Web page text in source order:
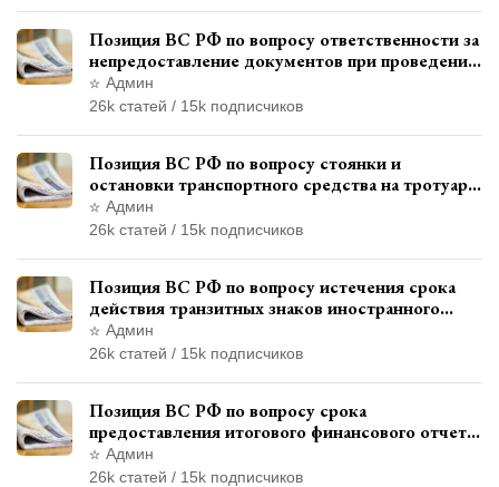
Позиция ВС РФ по вопросу ответственности за
непредоставление документов при проведении
контроля и надзора
Админ
26k статей / 15k подписчиков
Позиция ВС РФ по вопросу стоянки и
остановки транспортного средства на тротуаре
и квалификации административного
правонарушения
Админ
26k статей / 15k подписчиков
Позиция ВС РФ по вопросу истечения срока
действия транзитных знаков иностранного
государства и отсутствия состава
административного правонарушения
Админ
26k статей / 15k подписчиков
Позиция ВС РФ по вопросу срока
предоставления итогового финансового отчета
кандидатом в соответствии с
законодательством о выборах
Админ
26k статей / 15k подписчиков